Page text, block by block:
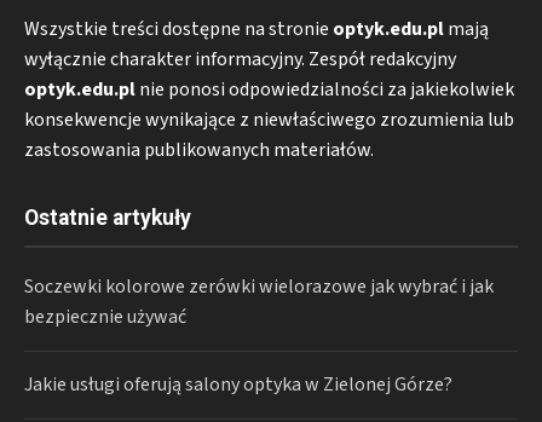
Wszystkie treści dostępne na stronie optyk.edu.plmają
wyłącznie charakter informacyjny. Zespół redakcyjny
optyk.edu.plnie ponosi odpowiedzialności za jakiekolwiek
konsekwencje wynikające z niewłaściwego zrozumienia lub
zastosowania publikowanych materiałów.
Ostatnie artykuły
Soczewki kolorowe zerówki wielorazowe jak wybrać i jak
bezpiecznie używać
Jakie usługi oferują salony optyka w Zielonej Górze?